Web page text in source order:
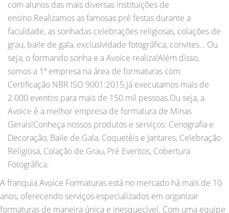
com alunos das mais diversas instituições de
ensino.Realizamos as famosas pré festas durante a
faculdade, as sonhadas celebrações religiosas, colações de
grau, baile de gala, exclusividade fotográfica, convites… Ou
seja, o formando sonha e a Avoice realiza!Além disso,
somos a 1ª empresa na área de formaturas com
Certificação NBR ISO 9001:2015.Já executamos mais de
2.000 eventos para mais de 150 mil pessoas.Ou seja, a
Avoice é a melhor empresa de formatura de Minas
Gerais!Conheça nossos produtos e serviços: Cenografia e
Decoração, Baile de Gala, Coquetéis e Jantares, Celebração
Religiosa, Colação de Grau, Pré Eventos, Cobertura
Fotográfica.
A franquia Avoice Formaturas está no mercado há mais de 10
anos, oferecendo serviços especializados em organizar
formaturas de maneira única e inesquecível. Com uma equipe